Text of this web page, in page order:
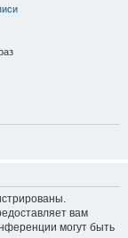
вам
могут быть